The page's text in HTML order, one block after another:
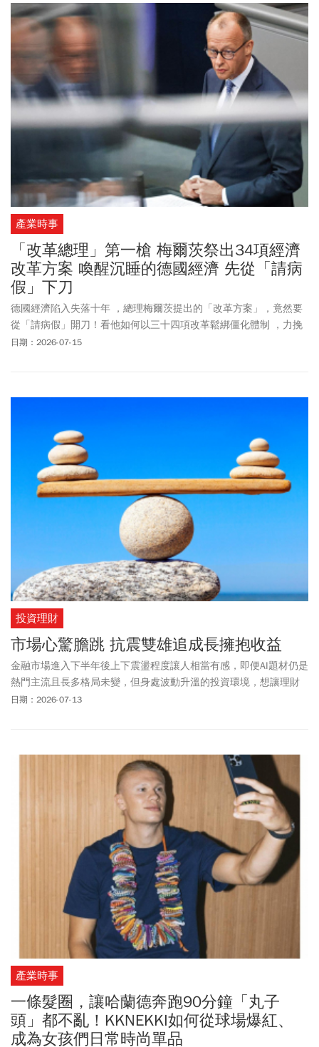
機會拱手讓人，只要這個大趨勢是正確的，我們就能繼續為股東帶
來獲利成長」。盤點台積電最新目標價，以麥格理的4200元最高，
與目前市價相比還有高達8成空間可期，大摩則是呼籲投資人，應在
市場因毛利率預測落空而出現股價弱勢時逢低買進，持續看好台積
電的長期護城河。
產業時事
「改革總理」第一槍 梅爾茨祭出34項經濟
改革方案 喚醒沉睡的德國經濟 先從「請病
假」下刀
德國經濟陷入失落十年 ，總理梅爾茨提出的「改革方案」，竟然要
從「請病假」開刀！看他如何以三十四項改革鬆綁僵化體制 ，力挽
狂瀾重振國家競爭力 。
日期：2026-07-15
投資理財
市場心驚膽跳 抗震雙雄追成長擁抱收益
金融市場進入下半年後上下震盪程度讓人相當有感，即便AI題材仍是
熱門主流且長多格局未變，但身處波動升溫的投資環境，想讓理財
行動能夠續航不脫隊，資產配置是重中之重，同時鑒於資金流向輪
日期：2026-07-13
產業時事
一條髮圈，讓哈蘭德奔跑90分鐘「丸子
頭」都不亂！KKNEKKI如何從球場爆紅、
成為女孩們日常時尚單品